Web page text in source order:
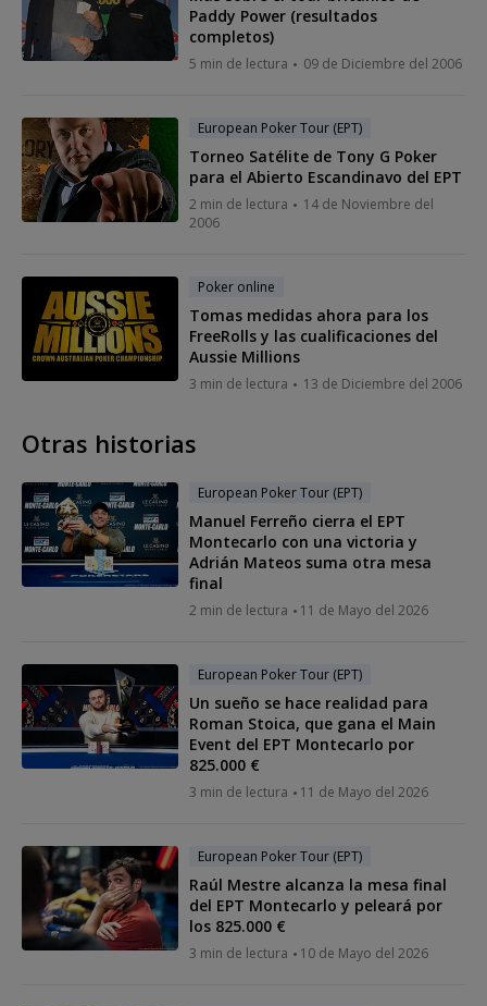
Paddy Power (resultados
completos)
5 min de lectura 09 de Diciembre del 2006
European Poker Tour (EPT)
Torneo Satélite de Tony G Poker
para el Abierto Escandinavo del EPT
2 min de lectura
14 de Noviembre del
2006
Poker online
Tomas medidas ahora para los
FreeRolls y las cualificaciones del
Aussie Millions
3 min de lectura 13 de Diciembre del 2006
Otras historias
European Poker Tour (EPT)
Manuel Ferreño cierra el EPT
Montecarlo con una victoria y
Adrián Mateos suma otra mesa
final
2 min de lectura 11 de Mayo del 2026
European Poker Tour (EPT)
Un sueño se hace realidad para
Roman Stoica, que gana el Main
Event del EPT Montecarlo por
825.000 €
3 min de lectura 11 de Mayo del 2026
European Poker Tour (EPT)
Raúl Mestre alcanza la mesa final
del EPT Montecarlo y peleará por
los 825.000 €
3 min de lectura 10 de Mayo del 2026